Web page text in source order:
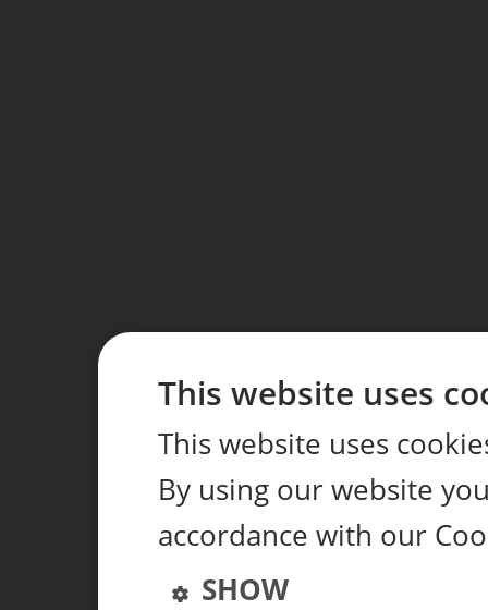
This website uses
This website uses
By using our website
accordance with our
SHOW